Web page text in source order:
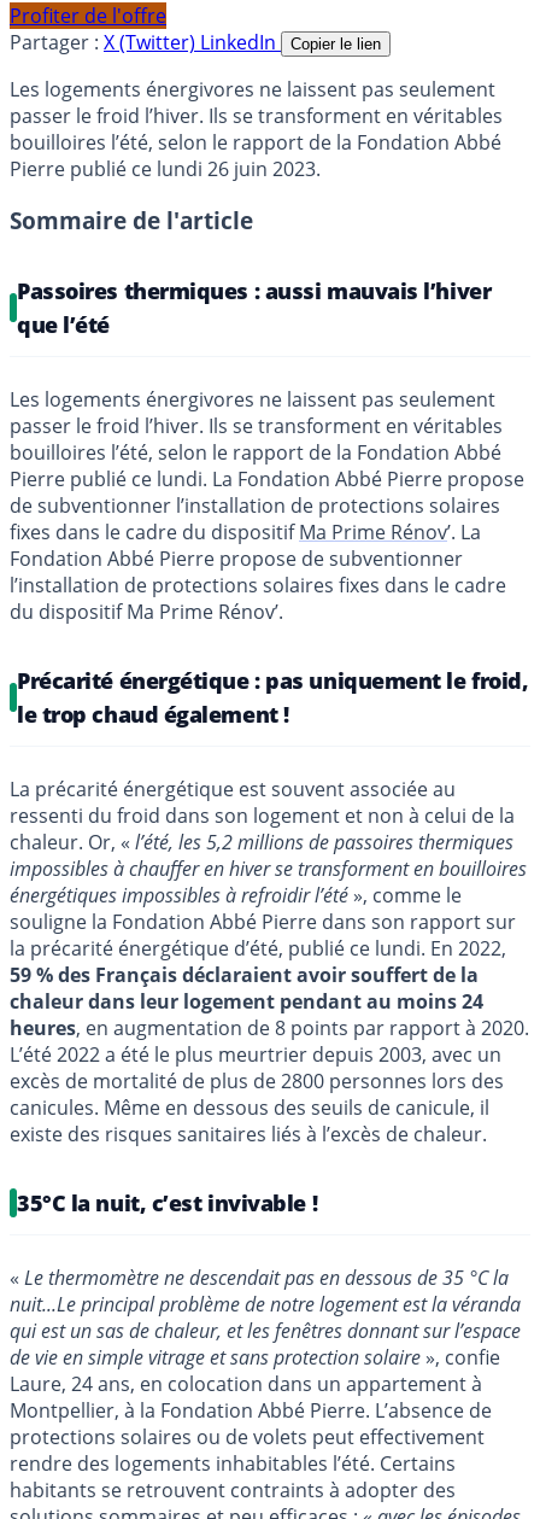
Profiter de l'offre
Partager : X (Twitter) LinkedIn Copier le lien
Les logements énergivores ne laissent pas seulement
passer le froid l’hiver. Ils se transforment en véritables
bouilloires l’été, selon le rapport de la Fondation Abbé
Pierre publié ce lundi 26 juin 2023.
Sommaire de l'article
Passoires thermiques : aussi mauvais l’hiver
que l’été
Les logements énergivores ne laissent pas seulement
passer le froid l’hiver. Ils se transforment en véritables
bouilloires l’été, selon le rapport de la Fondation Abbé
Pierre publié ce lundi. La Fondation Abbé Pierre propose
de subventionner l’installation de protections solaires
fixes dans le cadre du dispositifMa Prime Rénov’. La
Fondation Abbé Pierre propose de subventionner
l’installation de protections solaires fixes dans le cadre
du dispositif Ma Prime Rénov’.
Précarité énergétique : pas uniquement le froid,
le trop chaud également !
La précarité énergétique est souvent associée au
ressenti du froid dans son logement et non à celui de la
chaleur. Or, « l’été, les 5,2 millions de passoires thermiques
impossibles à chauffer en hiver se transforment en bouilloires
énergétiques impossibles à refroidir l’été», comme le
souligne la Fondation Abbé Pierre dans son rapport sur
la précarité énergétique d’été, publié ce lundi. En 2022,
59 % des Français déclaraient avoir souffert de la
chaleur dans leur logement pendant au moins 24
heures, en augmentation de 8 points par rapport à 2020.
L’été 2022 a été le plus meurtrier depuis 2003, avec un
excès de mortalité de plus de 2800 personnes lors des
canicules. Même en dessous des seuils de canicule, il
existe des risques sanitaires liés à l’excès de chaleur.
35°C la nuit, c’est invivable !
« Le thermomètre ne descendait pas en dessous de 35 °C la
nuit...Le principal problème de notre logement est la véranda
qui est un sas de chaleur, et les fenêtres donnant sur l’espace
de vie en simple vitrage et sans protection solaire», confie
Laure, 24 ans, en colocation dans un appartement à
Montpellier, à la Fondation Abbé Pierre. L’absence de
protections solaires ou de volets peut effectivement
rendre des logements inhabitables l’été. Certains
habitants se retrouvent contraints à adopter des